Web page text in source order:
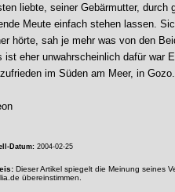
liebte, seiner Gebärmutter,
Meute einfach stehen lassen.
hörte, sah je mehr was von den
ist eher unwahrscheinlich dafür war
im Süden am Meer, in
Datum: 2004-02-25
Dieser Artikel spiegelt die Meinung seines
übereinstimmen.